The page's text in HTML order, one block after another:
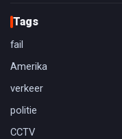
Tags
fail
Amerika
verkeer
politie
CCTV